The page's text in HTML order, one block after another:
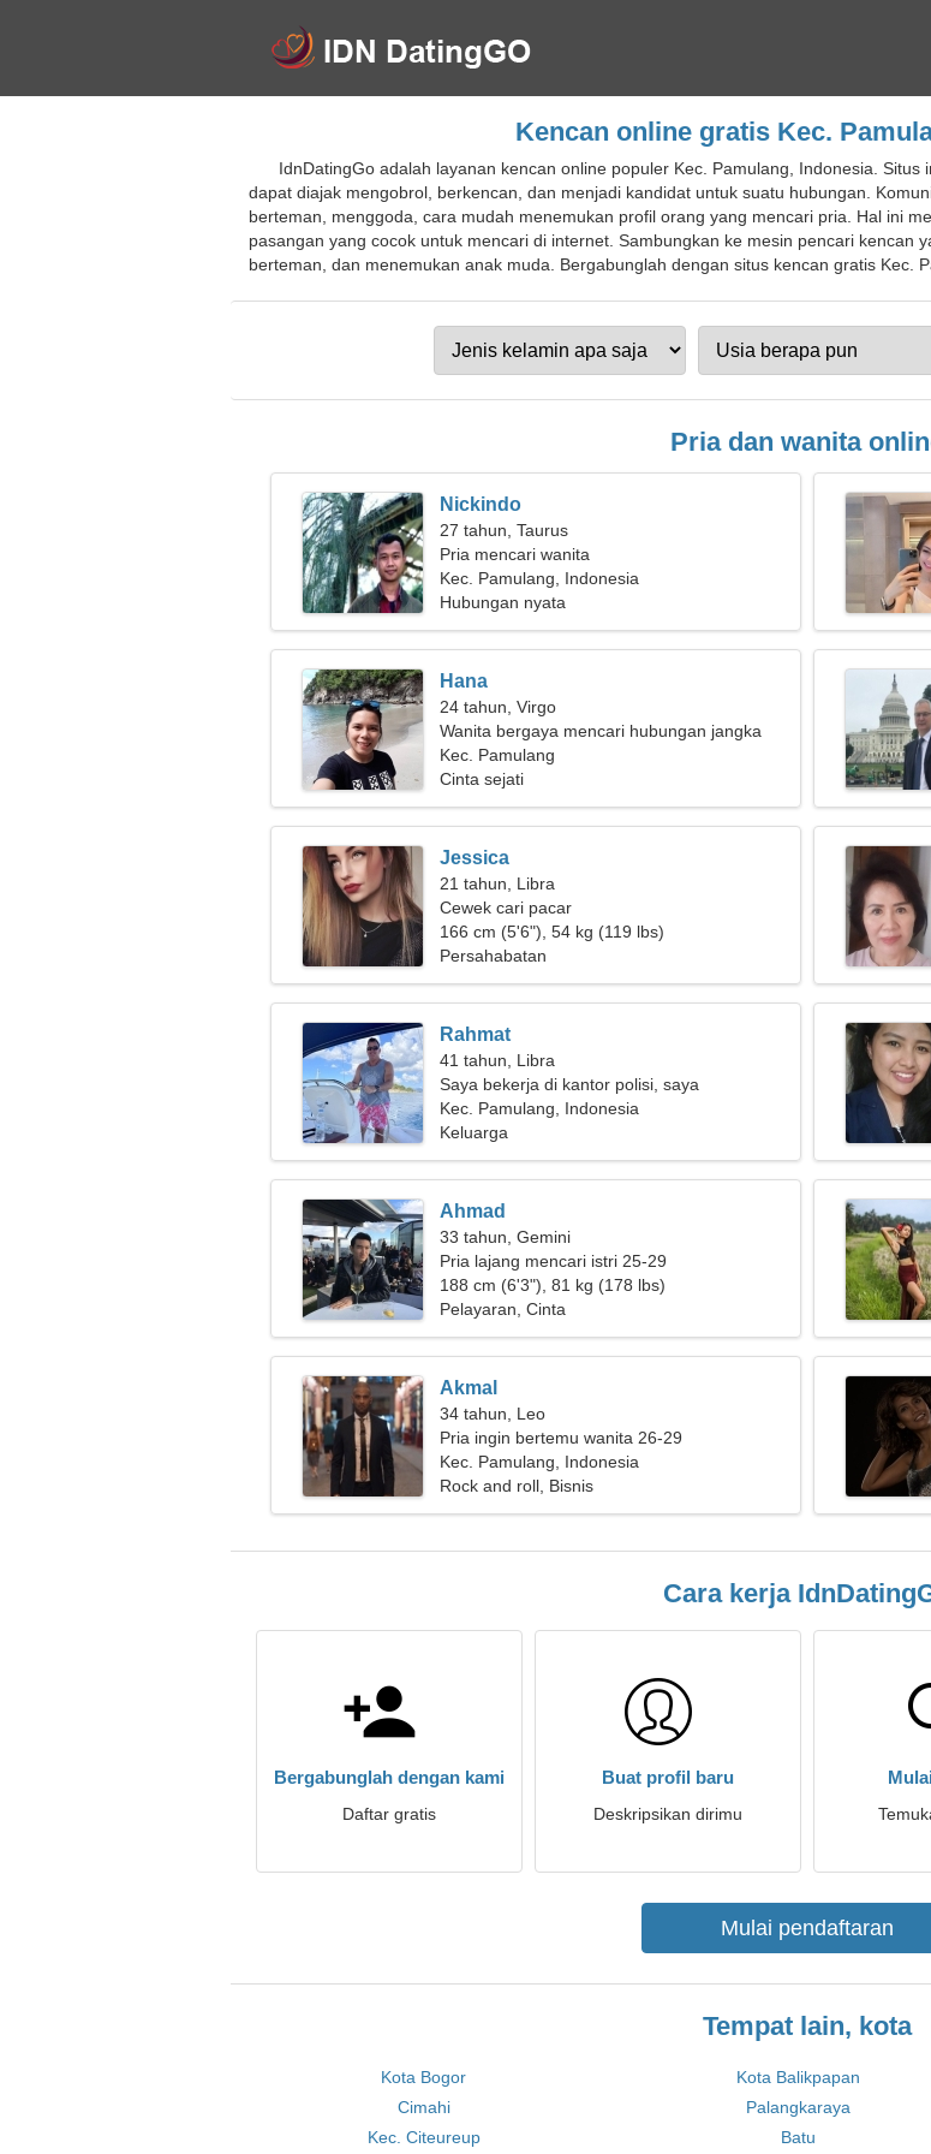
Kencan online gratis Kec.
IdnDatingGo adalah layanan kencan online populer Kec. Pamulang, Indonesia.
dapat diajak mengobrol, berkencan, dan menjadi kandidat untuk suatu hubungan.
berteman, menggoda, cara mudah menemukan profil orang yang mencari pria. Hal ini
pasangan yang cocok untuk mencari di internet. Sambungkan ke mesin pencari kencan
berteman, dan menemukan anak muda. Bergabunglah dengan situs kencan gratis Kec.
Pria dan wanita
Nickindo
27 tahun, Taurus
Pria mencari wanita
Kec. Pamulang, Indonesia
Hubungan nyata
Hana
24 tahun, Virgo
Wanita bergaya mencari hubungan jangka
panjang
Kec. Pamulang
Cinta sejati
Jessica
21 tahun, Libra
Cewek cari pacar
166 cm (5'6"), 54 kg (119 lbs)
Persahabatan
Rahmat
41 tahun, Libra
Saya bekerja di kantor polisi, saya
membutuhkan wanita yang luar biasa
Kec. Pamulang, Indonesia
Keluarga
Ahmad
33 tahun, Gemini
Pria lajang mencari istri 25-29
188 cm (6'3"), 81 kg (178 lbs)
Pelayaran, Cinta
Akmal
34 tahun, Leo
Pria ingin bertemu wanita 26-29
Kec. Pamulang, Indonesia
Rock and roll, Bisnis
Cara kerja
Bergabunglah dengan kami
Daftar gratis
Buat profil baru
Deskripsikan dirimu
Mulai pendaftaran
Tempat lain, kota
Kota Bogor Kota Balikpapan
Cimahi
Palangkaraya
Kec. Citeureup
Batu